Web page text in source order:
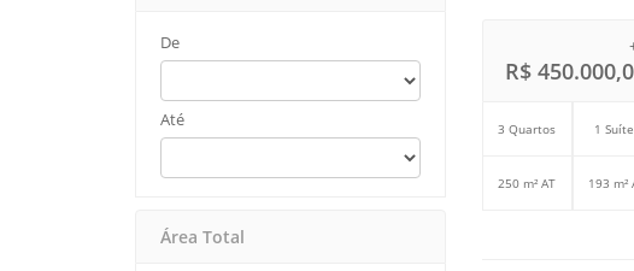
De
Até
Área Total
R$
3 Quartos 1
250 m² AT 193 m²